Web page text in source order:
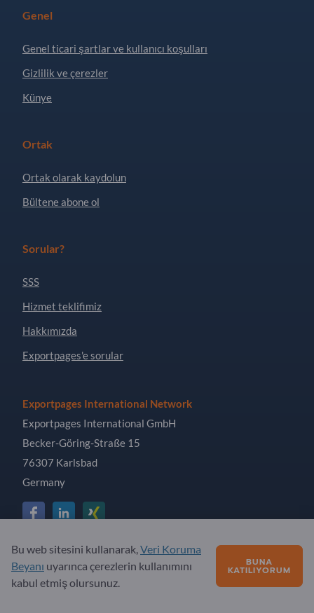
Genel
Genel ticari şartlar ve kullanıcı koşulları
Gizlilik ve çerezler
Künye
Ortak
Ortak olarak kaydolun
Bültene abone ol
Sorular?
SSS
Hizmet teklifimiz
Hakkımızda
Exportpages'e sorular
Exportpages International Network
Exportpages International GmbH
Becker-Göring-Straße 15
76307 Karlsbad
Germany
Copyright © 2026 Exportpages International GmbH. All
Rights Reserved.
Bu web sitesini kullanarak,Veri Koruma
Beyanı uyarınca çerezlerin kullanımını
kabul etmiş olursunuz.
BUNA
KATILIYORUM